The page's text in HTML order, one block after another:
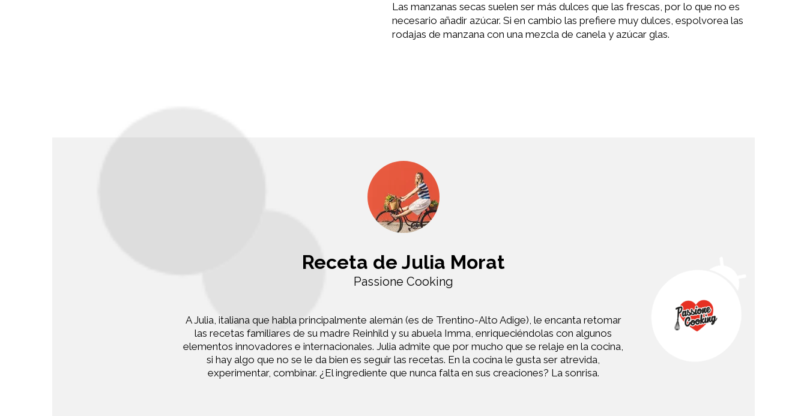
Las manzanas secas suelen ser más dulces que las frescas, por lo que no es
necesario añadir azúcar. Si en cambio las prefiere muy dulces, espolvorea las
rodajas de manzana con una mezcla de canela y azúcar glas.
Receta de Julia Morat
Passione Cooking
A Julia, italiana que habla principalmente alemán (es de Trentino-Alto Adige), le encanta retomar
las recetas familiares de su madre Reinhild y su abuela Imma, enriqueciéndolas con algunos
elementos innovadores e internacionales. Julia admite que por mucho que se relaje en la cocina,
si hay algo que no se le da bien es seguir las recetas. En la cocina le gusta ser atrevida,
experimentar, combinar. ¿El ingrediente que nunca falta en sus creaciones? La sonrisa.